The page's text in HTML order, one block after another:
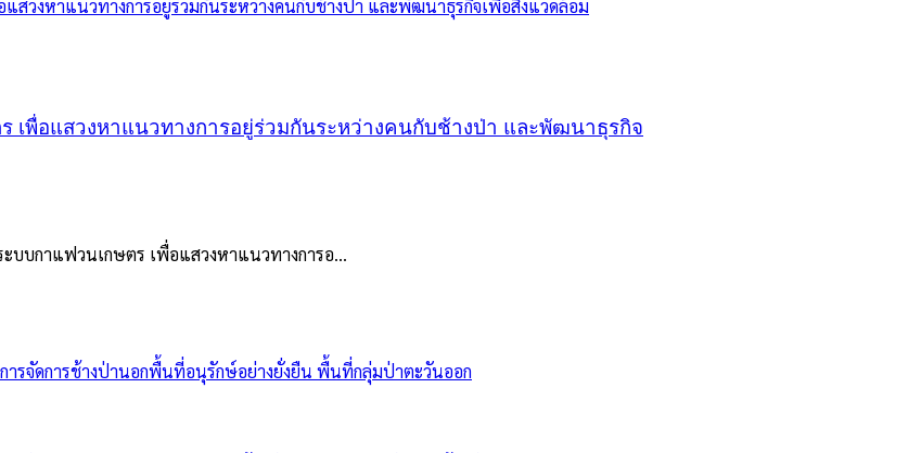
พื่อแสวงหาแนวทางการอยู่ร่วมกันระหว่างคนกับช้างป่า และพัฒนาธุรกิจ
บบกาแฟวนเกษตร เพื่อแสวงหาแนวทางการอ...